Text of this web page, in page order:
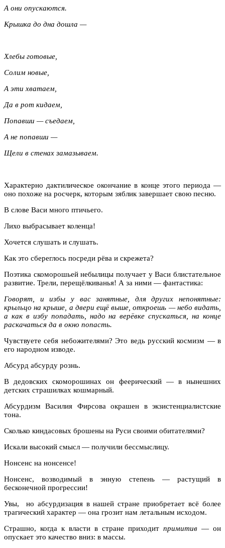
А они опускаются.
Крышка до дна дошла —
Хлебы готовые,
Солим новые,
А эти хватаем,
Да в рот кидаем,
Попавши — съедаем,
А не попавши —
Щели в стенах замазываем.
Характерно дактилическое окончание в конце этого периода —
оно похоже на росчерк, которым зяблик завершает свою песню.
В слове Васи много птичьего.
Лихо выбрасывает коленца!
Хочется слушать и слушать.
Как это сбереглось посреди рёва и скрежета?
Поэтика скоморошьей небылицы получает у Васи блистательное
развитие. Трели, перещёлкиванья! А за ними — фантастика:
Говорят, и избы у вас занятные, для других непонятные:
крыльцо на крыше, а двери ещё выше, откроешь — небо видать,
а как в избу попадать, надо на верёвке спускаться, на конце
раскачаться да в окно попасть.
Чувствуете себя небожителями? Это ведь русский космизм — в
его народном изводе.
Абсурд абсурду рознь.
В дедовских скоморошинах он феерический — в нынешних
детских страшилках кошмарный.
Абсурдизм Василия Фирсова окрашен в экзистенциалистские
тона.
Сколько киндасовых брошены на Руси своими обитателями?
Искали высокий смысл — получили бессмыслицу.
Нонсенс на нонсенсе!
Нонсенс, возводимый в энную степень — растущий в
бесконечной прогрессии!
Увы, но абсурдизация в нашей стране приобретает всё более
трагический характер — она грозит нам летальным исходом.
Страшно, когда к власти в стране приходит примитив — он
опускает это качество вниз: в массы.